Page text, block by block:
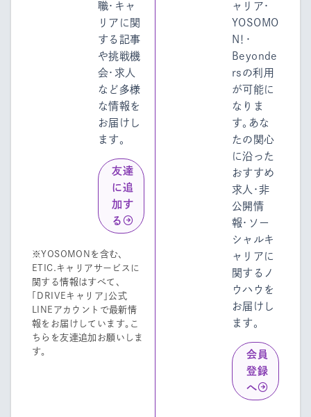
職・キャ
リアに関
する記事
や挑戦機
会・求人
など多様
な情報を
お届けし
ます。
友達
に追
加す
る
※YOSOMONを含む、
ETIC.キャリアサービスに
関する情報はすべて、
「DRIVEキャリア」公式
LINEアカウントで最新情
報をお届けしています。こ
ちらを友達追加お願いしま
す。
ャリア・
YOSOMO
N！・
Beyonde
rsの利用
が可能に
なりま
す。あな
たの関心
に沿った
おすすめ
求人・非
公開情
報・ソー
シャルキ
ャリアに
関するノ
ウハウを
お届けし
ます。
会員
登録
へ